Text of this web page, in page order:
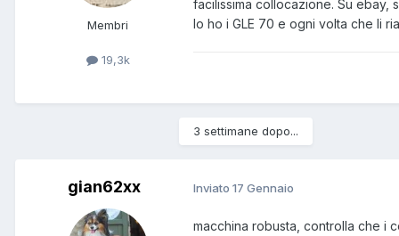
Membri
19,3k
facilissima collocazione. Su ebay,
Io ho i GLE 70 e ogni volta che li
3 settimane dopo...
gian62xx Inviato 17 Gennaio
macchina robusta, controlla che i